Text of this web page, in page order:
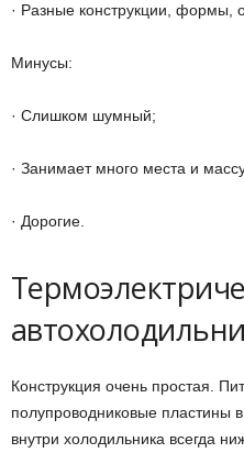
· Разные конструкции, формы,
Минусы:
· Слишком шумный;
· Занимает много места и
· Дорогие.
Конструкция очень простая.
полупроводниковые пластины
внутри холодильника всегда